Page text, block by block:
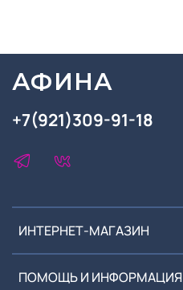
ИНТЕРНЕТ-МАГАЗИН
ПОМОЩЬ И ИНФОРМАЦИЯ
+7(921)309-91-18
АФИНА